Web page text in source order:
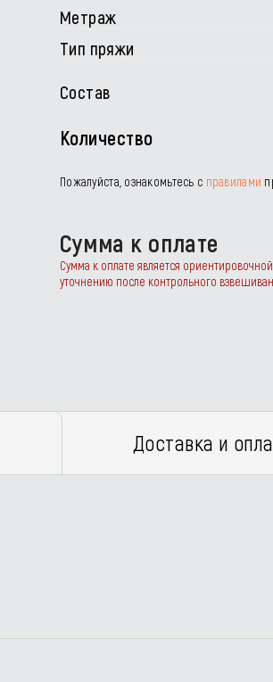
Метраж
Тип пряжи
Состав
Количество
Пожалуйста, ознакомьтесь с правилами
Сумма к оплате
Сумма к оплате является
уточнению после контрольного
Доставка и